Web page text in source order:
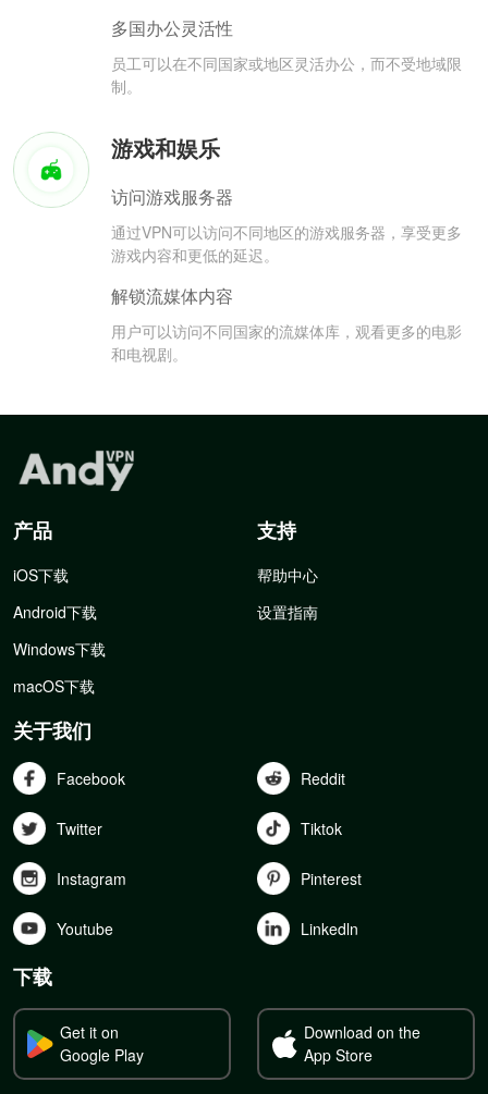
多国办公灵活性
员工可以在不同国家或地区灵活办公，而不受地域限
制。
游戏和娱乐
访问游戏服务器
通过VPN可以访问不同地区的游戏服务器，享受更多
游戏内容和更低的延迟。
解锁流媒体内容
用户可以访问不同国家的流媒体库，观看更多的电影
和电视剧。
产品
iOS下载
Android下载
Windows下载
macOS下载
支持
帮助中心
设置指南
关于我们
Facebook Reddit
Twitter Tiktok
Instagram Pinterest
Youtube Linkedln
下载
Get it on
Google Play
Download on the
App Store